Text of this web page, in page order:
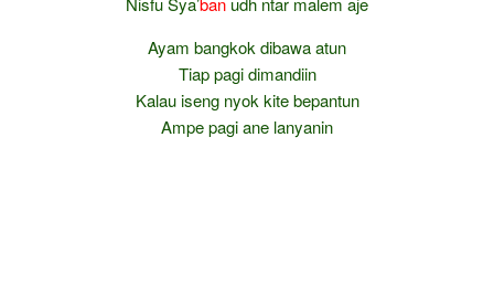
Ayam bangkok dibawa atun
Tiap pagi dimandiin
Kalau iseng nyok kite bepantun
Ampe pagi ane lanyanin